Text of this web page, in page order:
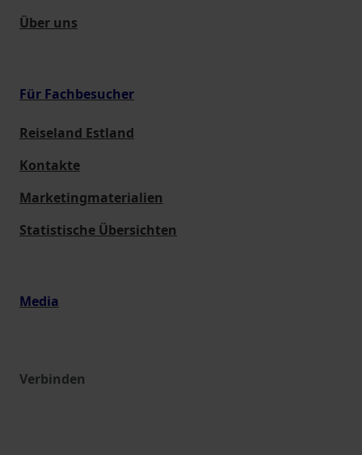
Über uns
Für Fachbesucher
Reiseland Estland
Kontakte
Marketingmaterialien
Statistische Übersichten
Media
Verbinden